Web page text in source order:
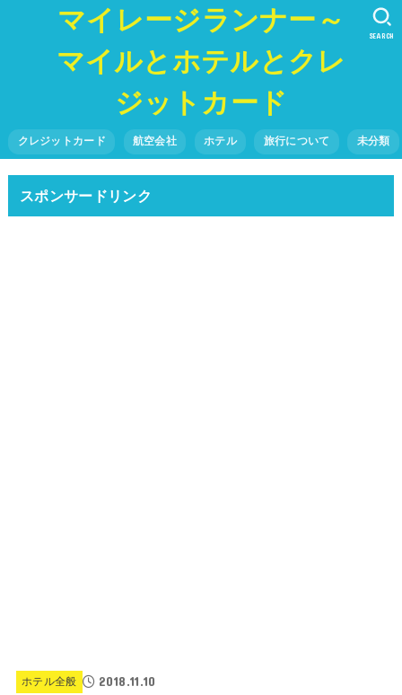
マイレージランナー～
マイルとホテルとクレ
ジットカード
クレジットカード 航空会社 ホテル 旅行について 未分類
SEARCH
スポンサードリンク
ホテル全般 2018.11.10